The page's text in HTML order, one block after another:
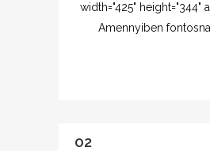
width="425" height="344"
Amennyiben
02